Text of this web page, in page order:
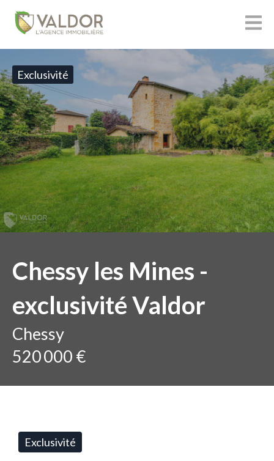
Exclusivité
Chessy les Mines -
exclusivité Valdor
Chessy
520 000 €
Exclusivité